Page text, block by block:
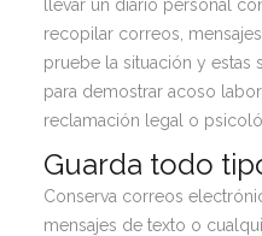
llevar un diario personal
recopilar correos,
pruebe la situación y estas
para demostrar acoso
reclamación legal o
Guarda todo
Conserva correos
mensajes de texto o